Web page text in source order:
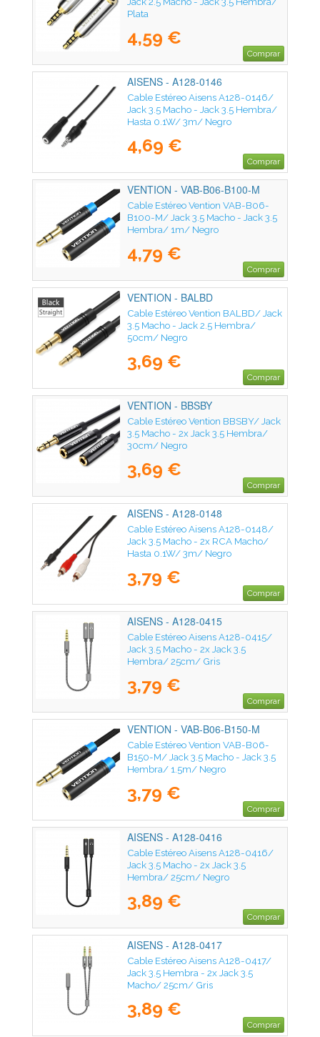
Plata
4,59 €
Comprar
AISENS - A128-0146
Cable Estéreo Aisens A128-0146/
Jack 3.5 Macho - Jack 3.5 Hembra/
Hasta 0.1W/ 3m/ Negro
4,69 €
Comprar
VENTION - VAB-B06-B100-M
Cable Estéreo Vention VAB-B06-
B100-M/ Jack 3.5 Macho - Jack 3.5
Hembra/ 1m/ Negro
4,79 €
Comprar
VENTION - BALBD
Cable Estéreo Vention BALBD/ Jack
3.5 Macho - Jack 2.5 Hembra/
50cm/ Negro
3,69 €
Comprar
VENTION - BBSBY
Cable Estéreo Vention BBSBY/ Jack
3.5 Macho - 2x Jack 3.5 Hembra/
30cm/ Negro
3,69 €
Comprar
AISENS - A128-0148
Cable Estéreo Aisens A128-0148/
Jack 3.5 Macho - 2x RCA Macho/
Hasta 0.1W/ 3m/ Negro
3,79 €
Comprar
AISENS - A128-0415
Cable Estéreo Aisens A128-0415/
Jack 3.5 Macho - 2x Jack 3.5
Hembra/ 25cm/ Gris
3,79 €
Comprar
VENTION - VAB-B06-B150-M
Cable Estéreo Vention VAB-B06-
B150-M/ Jack 3.5 Macho - Jack 3.5
Hembra/ 1.5m/ Negro
3,79 €
Comprar
AISENS - A128-0416
Cable Estéreo Aisens A128-0416/
Jack 3.5 Macho - 2x Jack 3.5
Hembra/ 25cm/ Negro
3,89 €
Comprar
AISENS - A128-0417
Cable Estéreo Aisens A128-0417/
Jack 3.5 Hembra - 2x Jack 3.5
Macho/ 25cm/ Gris
3,89 €
Comprar